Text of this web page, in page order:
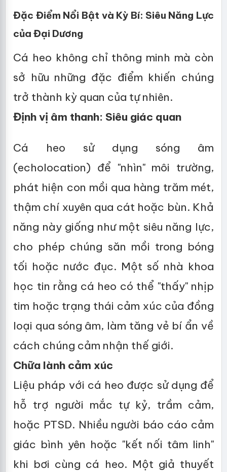
Đặc Điểm Nổi Bật và Kỳ Bí: Siêu Năng Lực
của Đại Dương
Cá heo không chỉ thông minh mà còn
sở hữu những đặc điểm khiến chúng
trở thành kỳ quan của tự nhiên.
Định vị âm thanh: Siêu giác quan
Cá heo sử dụng sóng âm
(echolocation) để "nhìn" môi trường,
phát hiện con mồi qua hàng trăm mét,
thậm chí xuyên qua cát hoặc bùn. Khả
năng này giống như một siêu năng lực,
cho phép chúng săn mồi trong bóng
tối hoặc nước đục. Một số nhà khoa
học tin rằng cá heo có thể "thấy" nhịp
tim hoặc trạng thái cảm xúc của đồng
loại qua sóng âm, làm tăng vẻ bí ẩn về
cách chúng cảm nhận thế giới.
Chữa lành cảm xúc
Liệu pháp với cá heo được sử dụng để
hỗ trợ người mắc tự kỷ, trầm cảm,
hoặc PTSD. Nhiều người báo cáo cảm
giác bình yên hoặc "kết nối tâm linh"
khi bơi cùng cá heo. Một giả thuyết